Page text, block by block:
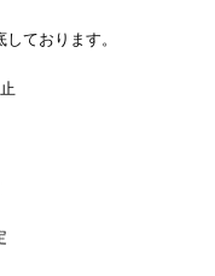
ております。